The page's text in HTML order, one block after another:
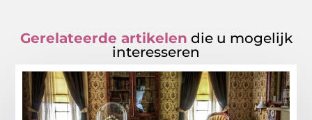
Gerelateerde artikelen die u mogelijk
interesseren